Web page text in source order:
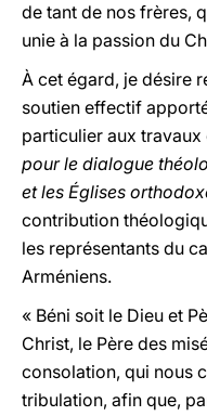
de tant de nos frères,
unie à la passion du
À cet égard, je désire
soutien effectif
particulier aux travaux
pour le dialogue
et les Églises
contribution
les représentants du
Arméniens.
« Béni soit le Dieu et
Christ, le Père des
consolation, qui nous
tribulation, afin que,